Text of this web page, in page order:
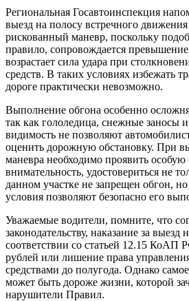
Региональная Госавтоинспекция
выезд на полосу встречного
рискованный маневр, поскольку
правило, сопровождается
возрастает сила удара при
средств. В таких условиях избежать
дороге практически невозможно.
Выполнение обгона особенно
так как гололедица, снежные заносы и
видимость не позволяют
оценить дорожную обстановку. При
маневра необходимо проявить особую
внимательность, удостовериться не
данном участке не запрещен обгон,
условия позволяют безопасно его
Уважаемые водители, помните, что
законодательству, наказание за
соответствии со статьей 12.15 КоАП
рублей или лишение права
средствами до полугода. Однако
может быть дороже жизни, которой
нарушители Правил.